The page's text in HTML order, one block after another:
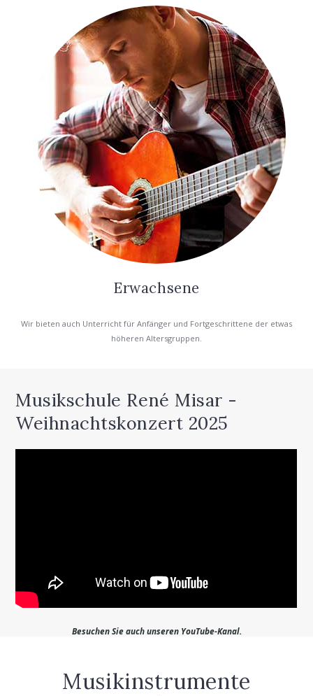
Erwachsene
Wir bieten auch Unterricht für Anfänger und Fortgeschrittene der etwas
höheren Altersgruppen.
Musikschule René Misar -
Weihnachtskonzert 2025
Besuchen Sie auch unseren YouTube-Kanal.
Musikinstrumente